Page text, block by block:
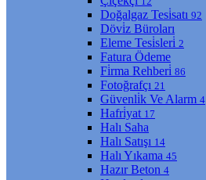
Doğalgaz Tesi̇satı 92
Dövi̇z Büroları
Eleme Tesi̇sleri̇ 2
Fatura Ödeme
Fi̇rma Rehberi̇ 86
Fotoğrafçı 21
Güvenli̇k Ve Alarm 4
Hafri̇yat 17
Halı Saha
Halı Satışı 14
Halı Yıkama 45
Hazır Beton 4